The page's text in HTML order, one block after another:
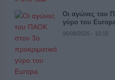
Οι αγώνες του
γύρο του
06/08/2026 - 10:15